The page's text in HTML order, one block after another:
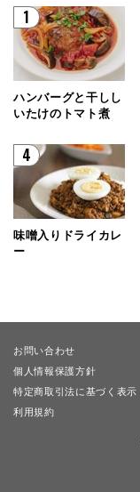
1
ハンバーグと干しし
いたけのトマト煮
4
味噌入りドライカレ
ー
お問い合わせ
個人情報保護方針
特定商取引法に基づく表示
利用規約